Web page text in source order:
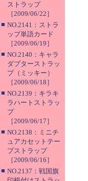
ストラップ
［2009/06/22］
■ NO.2141：ストラ
ップ単語カード
［2009/06/19］
■ NO.2140：キャラ
ダプターストラッ
プ（ミッキー）
［2009/06/18］
■ NO.2139：キラキ
ラハートストラッ
プ
［2009/06/17］
■ NO.2138：ミニチ
ュアカセットテー
プストラップ
［2009/06/16］
■ NO.2137：戦国旗